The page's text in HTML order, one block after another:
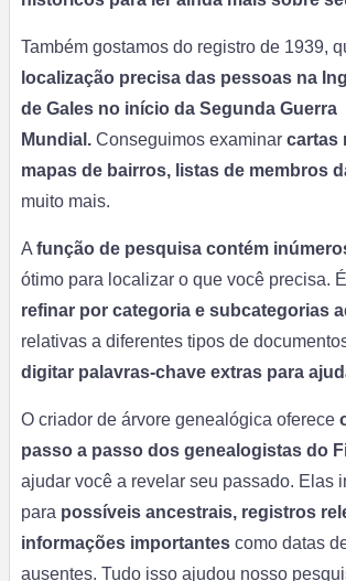
Também gostamos do registro de 1939,
localização precisa das pessoas na
de Gales no início da Segunda Guerra
Mundial.Conseguimos examinar cartas
mapas de bairros, listas de membros
muito mais.
A função de pesquisa contém
ótimo para localizar o que você precisa.
refinar por categoria e subcategorias
relativas a diferentes tipos de
digitar palavras-chave extras para
O criador de árvore genealógica oferece
passo a passo dos genealogistas do
ajudar você a revelar seu passado. Elas
para possíveis ancestrais, registros
informações importantes como datas
ausentes. Tudo isso ajudou nosso